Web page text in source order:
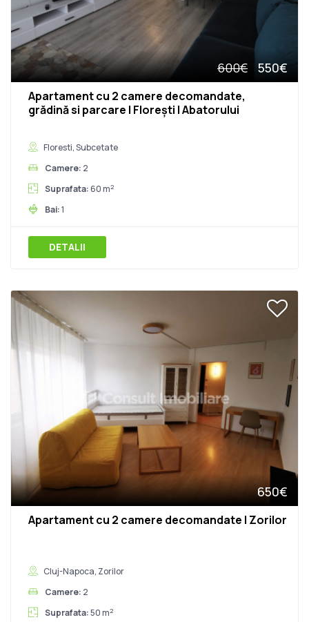
550€
600€
Apartament cu 2 camere decomandate,
grădină si parcare | Florești | Abatorului
Floresti, Subcetate
Camere: 2
Suprafata:60 m2
Bai:1
DETALII
650€
Apartament cu 2 camere decomandate | Zorilor
Cluj-Napoca, Zorilor
Camere: 2
Suprafata:50 m2